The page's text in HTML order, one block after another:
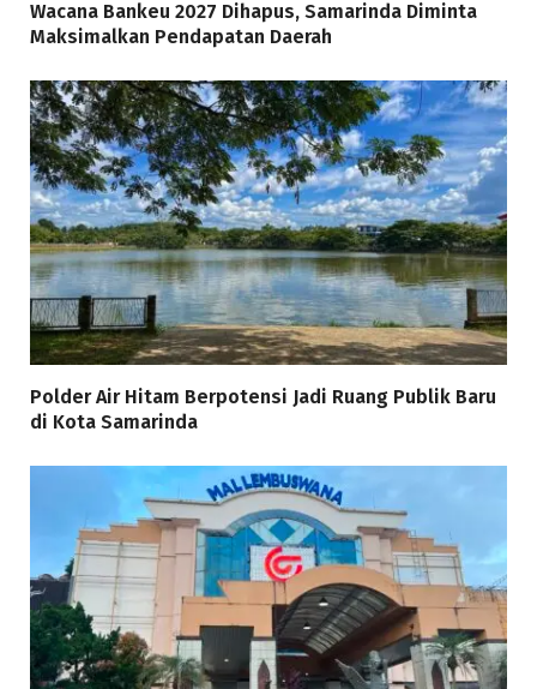
Wacana Bankeu 2027 Dihapus, Samarinda Diminta
Maksimalkan Pendapatan Daerah
Polder Air Hitam Berpotensi Jadi Ruang Publik Baru
di Kota Samarinda